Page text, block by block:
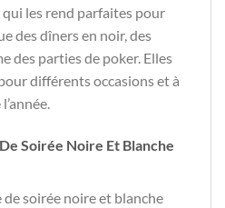
qui les rend parfaites pour
des dîners en noir, des
des parties de poker. Elles
différents occasions et à
Soirée Noire Et Blanche
de soirée noire et blanche